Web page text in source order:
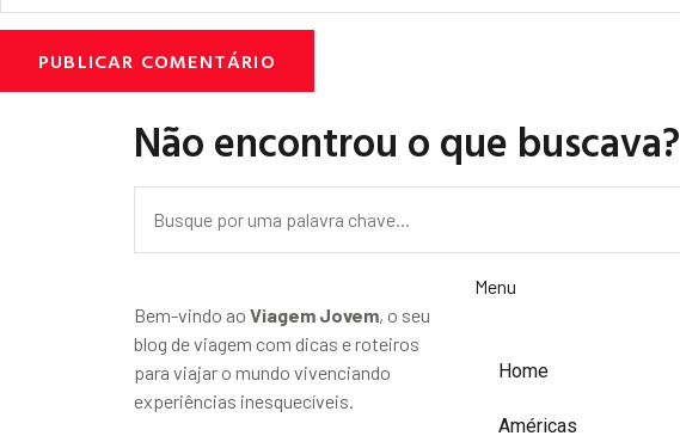
Não encontrou o que buscava?
Bem-vindo ao Viagem Jovem, o seu
blog de viagem com dicas e roteiros
para viajar o mundo vivenciando
experiências inesquecíveis.
Menu
Home
Américas